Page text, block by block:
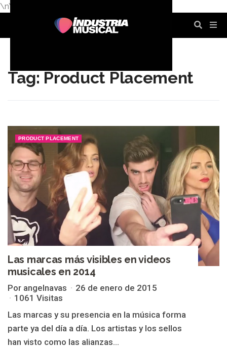
\n\n
Tag: Product Placement
PRODUCT PLACEMENT
Las marcas más visibles en videos
musicales en 2014
Por angelnavas
26 de enero de 2015
1061 Visitas
Las marcas y su presencia en la música forma
parte ya del día a día. Los artistas y los sellos
han visto como las alianzas...